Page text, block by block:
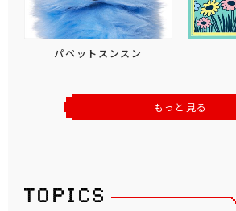
パペットスンスン
もっと見る